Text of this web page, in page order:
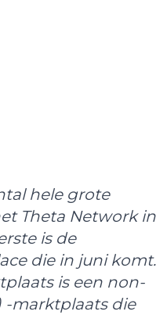
hele grote
Theta Network in
is de
die in juni komt.
is een non-
-marktplaats die